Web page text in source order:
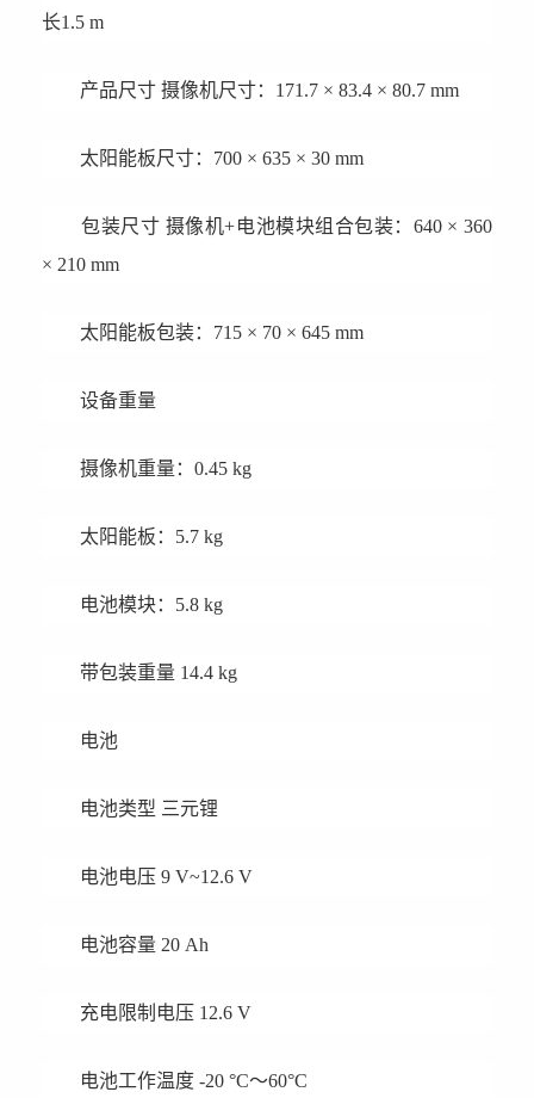
长1.5 m
产品尺寸 摄像机尺寸：171.7 × 83.4 × 80.7 mm
太阳能板尺寸：700 × 635 × 30 mm
包装尺寸 摄像机+电池模块组合包装：640 × 360
× 210 mm
太阳能板包装：715 × 70 × 645 mm
设备重量
摄像机重量：0.45 kg
太阳能板：5.7 kg
电池模块：5.8 kg
带包装重量 14.4 kg
电池
电池类型 三元锂
电池电压 9 V~12.6 V
电池容量 20 Ah
充电限制电压 12.6 V
电池工作温度 -20 °C～60°C